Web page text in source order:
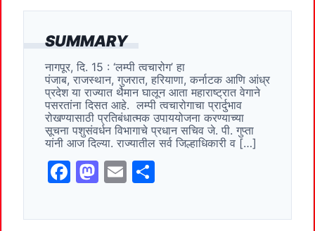
SUMMARY
नागपूर, दि. 15 : ‘लम्पी त्वचारोग’ हा
पंजाब, राजस्थान, गुजरात, हरियाणा, कर्नाटक आणि आंध्र
प्रदेश या राज्यात थैमान घालून आता महाराष्ट्रात वेगाने
पसरतांना दिसत आहे. लम्पी त्वचारोगाचा प्रार्दुभाव
रोखण्यासाठी प्रतिबंधात्मक उपाययोजना करण्याच्या
सूचना पशुसंवर्धन विभागाचे प्रधान सचिव जे. पी. गुप्ता
यांनी आज दिल्या. राज्यातील सर्व जिल्हाधिकारी व […]
F
c
M
st
E
ai ar
a
c
e
b
o
o
k
a
st
o
d
o
n
m
ai
l
h